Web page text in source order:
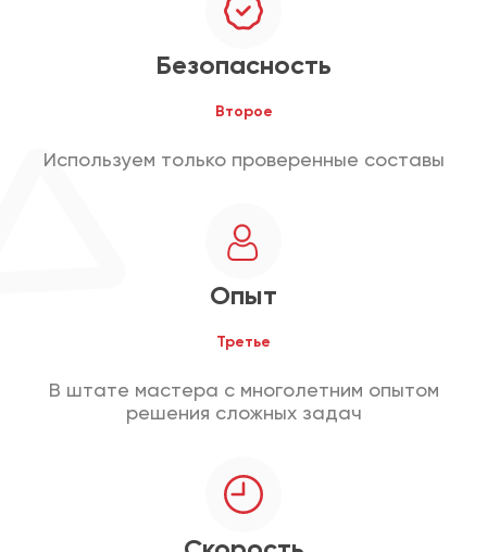
Безопасность
Второе
Используем только проверенные составы
Опыт
Третье
В штате мастера с многолетним опытом
решения сложных задач